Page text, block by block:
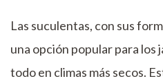
Las suculentas, con sus
una opción popular para los
todo en climas más secos.